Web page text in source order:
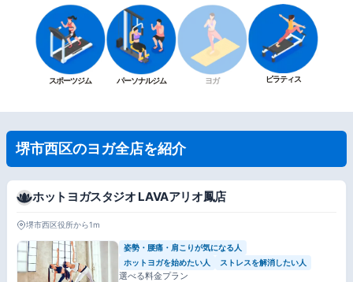
スポーツジム パーソナルジム ヨガ ピラティス
堺市西区のヨガ全店を紹介
ホットヨガスタジオ LAVAアリオ鳳店
堺市西区役所から1m
姿勢・腰痛・肩こりが気になる人
ホットヨガを始めたい人
ストレスを解消したい人
選べる料金プラン